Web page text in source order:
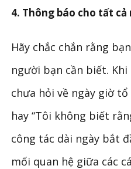
4. Thông báo cho tất
Hãy chắc chắn rằng
người bạn cần biết.
chưa hỏi về ngày giờ
hay “Tôi không biết
công tác dài ngày bắt
mối quan hệ giữa các